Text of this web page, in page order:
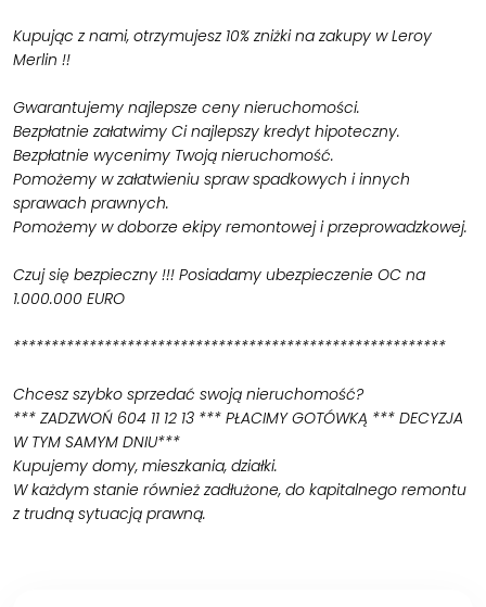
Kupując z nami, otrzymujesz 10% zniżki na zakupy w Leroy
Merlin !!
Gwarantujemy najlepsze ceny nieruchomości.
Bezpłatnie załatwimy Ci najlepszy kredyt hipoteczny.
Bezpłatnie wycenimy Twoją nieruchomość.
Pomożemy w załatwieniu spraw spadkowych i innych
sprawach prawnych.
Pomożemy w doborze ekipy remontowej i przeprowadzkowej.
Czuj się bezpieczny !!! Posiadamy ubezpieczenie OC na
1.000.000 EURO
*********************************************************
Chcesz szybko sprzedać swoją nieruchomość?
*** ZADZWOŃ 604 11 12 13 *** PŁACIMY GOTÓWKĄ *** DECYZJA
W TYM SAMYM DNIU***
Kupujemy domy, mieszkania, działki.
W każdym stanie również zadłużone, do kapitalnego remontu
z trudną sytuacją prawną.